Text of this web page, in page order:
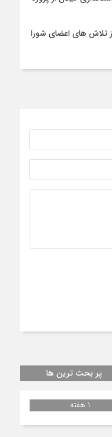
تلاش های اعضای شورا
پر بحث ترین ها
1 هفته